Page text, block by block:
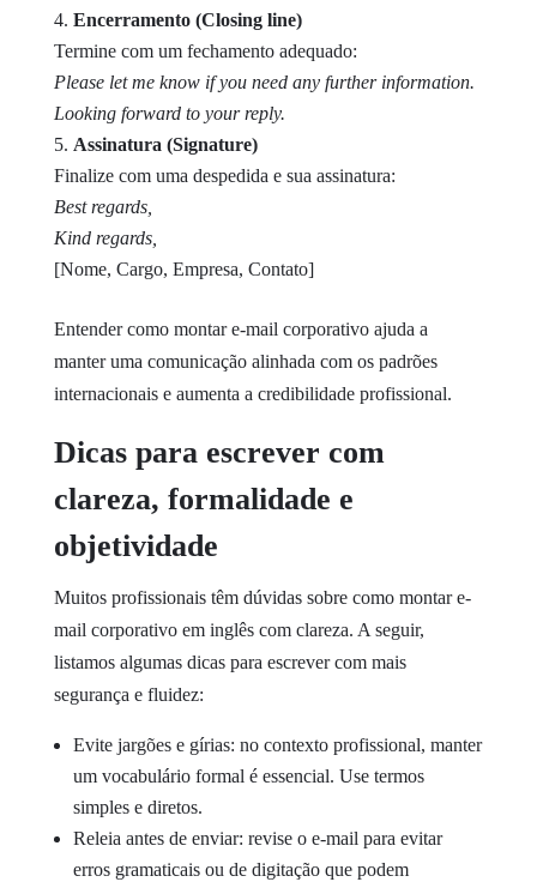
Encerramento (Closing line)
Termine com um fechamento adequado:
Please let me know if you need any further information.
Looking forward to your reply.
Assinatura (Signature)
Finalize com uma despedida e sua assinatura:
Best regards,
Kind regards,
[Nome, Cargo, Empresa, Contato]
Entender como montar e-mail corporativo ajuda a
manter uma comunicação alinhada com os padrões
internacionais e aumenta a credibilidade profissional.
Dicas para escrever com
clareza, formalidade e
objetividade
Muitos profissionais têm dúvidas sobre como montar e-
mail corporativo em inglês com clareza. A seguir,
listamos algumas dicas para escrever com mais
segurança e fluidez:
Evite jargões e gírias: no contexto profissional, manter
um vocabulário formal é essencial. Use termos
simples e diretos.
Releia antes de enviar: revise o e-mail para evitar
erros gramaticais ou de digitação que podem